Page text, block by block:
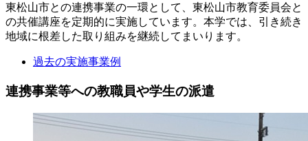
東松山市との連携事業の一環として、東松山市教育委員会と
の共催講座を定期的に実施しています。本学では、引き続き
地域に根差した取り組みを継続してまいります。
過去の実施事業例
連携事業等への教職員や学生の派遣